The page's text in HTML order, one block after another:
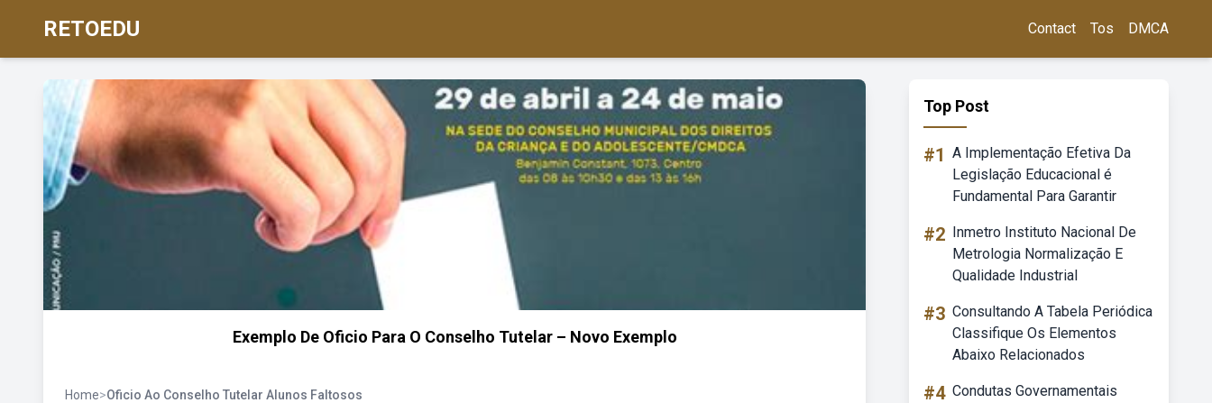
RETOEDU Contact Tos DMCA
Exemplo De Oficio Para O Conselho Tutelar – Novo Exemplo
Home>Oficio Ao Conselho Tutelar Alunos Faltosos
Top Post
#1 A Implementação Efetiva Da
Legislação Educacional é
Fundamental Para Garantir
#2 Inmetro Instituto Nacional De
Metrologia Normalização E
Qualidade Industrial
#3 Consultando A Tabela Periódica
Classifique Os Elementos
Abaixo Relacionados
#4 Condutas Governamentais